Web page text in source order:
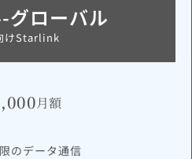
グローバル
けStarlink
月額
のデータ通信